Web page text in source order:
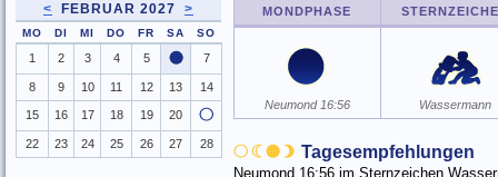
MONDPHASE
Neumond 16:56 Wassermann
Tagesempfehlungen
Neumond 16:56 im Sternzeichen
< FEBRUAR 2027 >
MO DI MI DO FR SA SO
1 2 3 4 5 7
8 9 10 11 12 13 14
15 16 17 18 19 20
22 23 24 25 26 27 28